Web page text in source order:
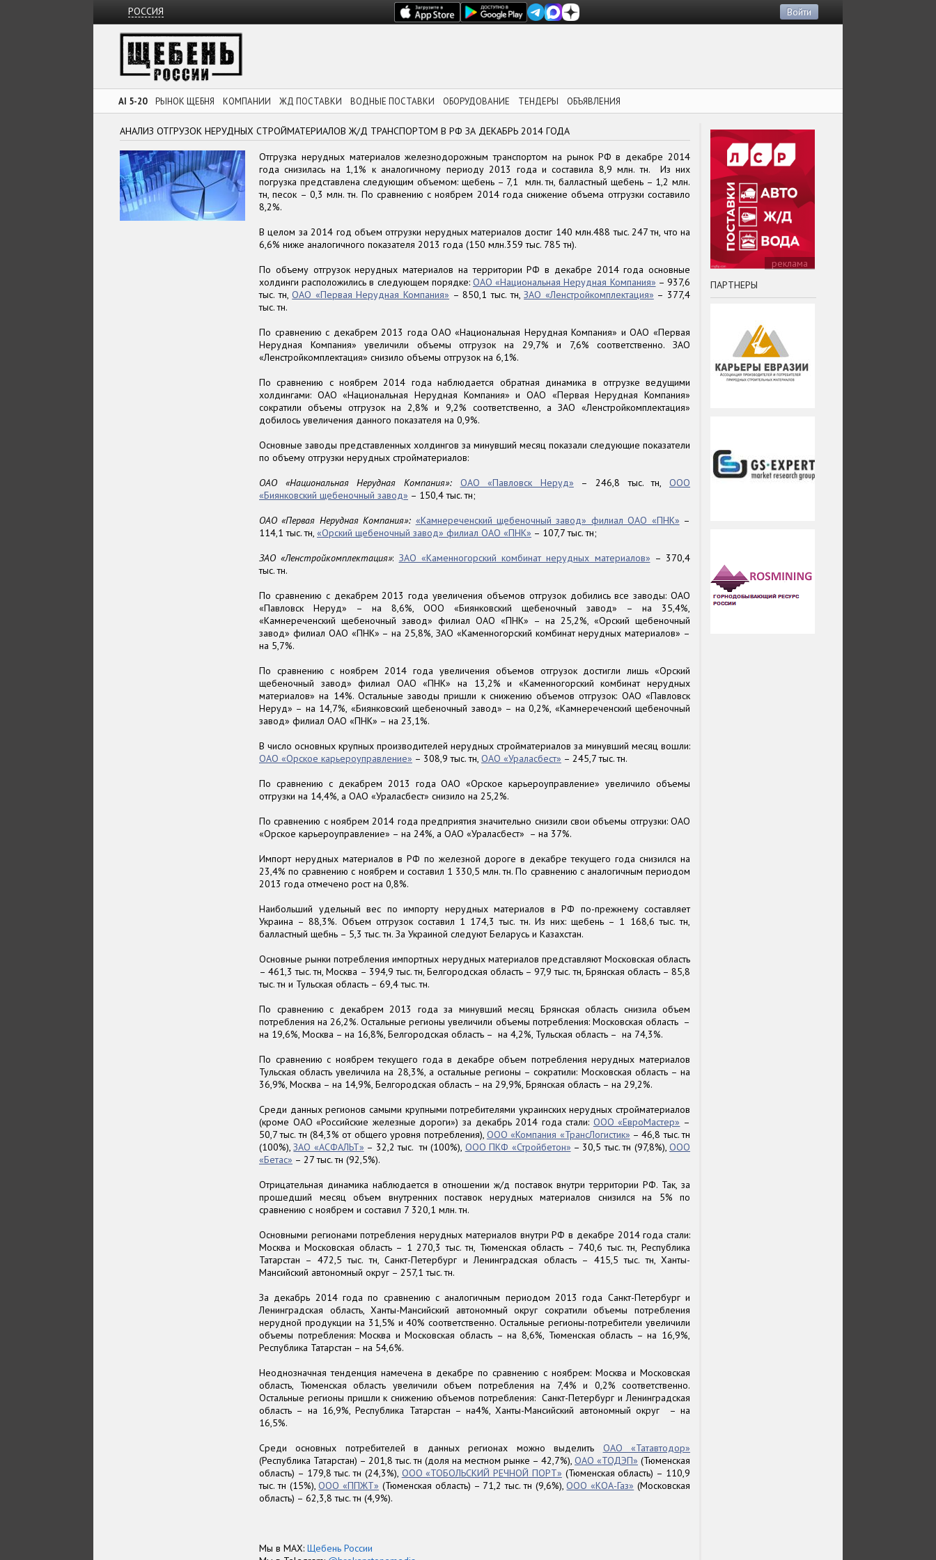
РОССИЯ Войти
AI 5-20 РЫНОК ЩЕБНЯ КОМПАНИИ ЖД ПОСТАВКИ ВОДНЫЕ ПОСТАВКИ ОБОРУДОВАНИЕ ТЕНДЕРЫ ОБЪЯВЛЕНИЯ
АНАЛИЗ ОТГРУЗОК НЕРУДНЫХ СТРОЙМАТЕРИАЛОВ Ж/Д ТРАНСПОРТОМ В РФ ЗА ДЕКАБРЬ 2014 ГОДА
Отгрузка нерудных материалов железнодорожным транспортом на рынок РФ в декабре 2014
года снизилась на 1,1% к аналогичному периоду 2013 года и составила 8,9 млн. тн. Из них
погрузка представлена следующим объемом: щебень – 7,1 млн. тн, балластный щебень – 1,2 млн.
тн, песок – 0,3 млн. тн. По сравнению с ноябрем 2014 года снижение объема отгрузки составило
8,2%.
В целом за 2014 год объем отгрузки нерудных материалов достиг 140 млн.488 тыс. 247 тн, что на
6,6% ниже аналогичного показателя 2013 года (150 млн.359 тыс. 785 тн).
По объему отгрузок нерудных материалов на территории РФ в декабре 2014 года основные
холдинги расположились в следующем порядке: ОАО «Национальная Нерудная Компания» – 937,6
тыс. тн,ОАО «Первая Нерудная Компания» – 850,1 тыс. тн,ЗАО «Ленстройкомплектация» – 377,4
тыс. тн.
По сравнению с декабрем 2013 года ОАО «Национальная Нерудная Компания» и ОАО «Первая
Нерудная Компания» увеличили объемы отгрузок на 29,7% и 7,6% соответственно. ЗАО
«Ленстройкомплектация» снизило объемы отгрузок на 6,1%.
По сравнению с ноябрем 2014 года наблюдается обратная динамика в отгрузке ведущими
холдингами: ОАО «Национальная Нерудная Компания» и ОАО «Первая Нерудная Компания»
сократили объемы отгрузок на 2,8% и 9,2% соответственно, а ЗАО «Ленстройкомплектация»
добилось увеличения данного показателя на 0,9%.
Основные заводы представленных холдингов за минувший месяц показали следующие показатели
по объему отгрузки нерудных стройматериалов:
ОАО «Национальная Нерудная Компания»:
ОАО «Павловск Неруд» – 246,8 тыс. тн,ООО
«Биянковский щебеночный завод» – 150,4 тыс. тн;
ОАО «Первая Нерудная Компания»: «Камнереченский щебеночный завод» филиал ОАО «ПНК» –
114,1 тыс. тн, «Орский щебеночный завод» филиал ОАО «ПНК» – 107,7 тыс. тн;
ЗАО «Ленстройкомплектация»: ЗАО «Каменногорский комбинат нерудных материалов» – 370,4
тыс. тн.
По сравнению с декабрем 2013 года увеличения объемов отгрузок добились все заводы: ОАО
«Павловск Неруд» – на 8,6%, ООО «Биянковский щебеночный завод» – на 35,4%,
«Камнереченский щебеночный завод» филиал ОАО «ПНК» – на 25,2%, «Орский щебеночный
завод» филиал ОАО «ПНК» – на 25,8%, ЗАО «Каменногорский комбинат нерудных материалов» –
на 5,7%.
По сравнению с ноябрем 2014 года увеличения объемов отгрузок достигли лишь «Орский
щебеночный завод» филиал ОАО «ПНК» на 13,2% и «Каменногорский комбинат нерудных
материалов» на 14%. Остальные заводы пришли к снижению объемов отгрузок: ОАО «Павловск
Неруд» – на 14,7%, «Биянковский щебеночный завод» – на 0,2%, «Камнереченский щебеночный
завод» филиал ОАО «ПНК» – на 23,1%.
В число основных крупных производителей нерудных стройматериалов за минувший месяц вошли:
ОАО «Орское карьероуправление» – 308,9 тыс. тн, ОАО «Ураласбест» – 245,7 тыс. тн.
По сравнению с декабрем 2013 года ОАО «Орское карьероуправление» увеличило объемы
отгрузки на 14,4%, а ОАО «Ураласбест» снизило на 25,2%.
По сравнению с ноябрем 2014 года предприятия значительно снизили свои объемы отгрузки: ОАО
«Орское карьероуправление» – на 24%, а ОАО «Ураласбест» – на 37%.
Импорт нерудных материалов в РФ по железной дороге в декабре текущего года снизился на
23,4% по сравнению с ноябрем и составил 1 330,5 млн. тн. По сравнению с аналогичным периодом
2013 года отмечено рост на 0,8%.
Наибольший удельный вес по импорту нерудных материалов в РФ по-прежнему составляет
Украина – 88,3%. Объем отгрузок составил 1 174,3 тыс. тн. Из них: щебень – 1 168,6 тыс. тн,
балластный щебнь – 5,3 тыс. тн. За Украиной следуют Беларусь и Казахстан.
Основные рынки потребления импортных нерудных материалов представляют Московская область
– 461,3 тыс. тн, Москва – 394,9 тыс. тн, Белгородская область – 97,9 тыс. тн, Брянская область – 85,8
тыс. тн и Тульская область – 69,4 тыс. тн.
По сравнению с декабрем 2013 года за минувший месяц Брянская область снизила объем
потребления на 26,2%. Остальные регионы увеличили объемы потребления: Московская область –
на 19,6%, Москва – на 16,8%, Белгородская область – на 4,2%, Тульская область – на 74,3%.
По сравнению с ноябрем текущего года в декабре объем потребления нерудных материалов
Тульская область увеличила на 28,3%, а остальные регионы – сократили: Московская область – на
36,9%, Москва – на 14,9%, Белгородская область – на 29,9%, Брянская область – на 29,2%.
Среди данных регионов самыми крупными потребителями украинских нерудных стройматериалов
(кроме ОАО «Российские железные дороги») за декабрь 2014 года стали: ООО «ЕвроМастер» –
50,7 тыс. тн (84,3% от общего уровня потребления), ООО «Компания «ТрансЛогистик» – 46,8 тыс. тн
(100%),ЗАО «АСФАЛЬТ» – 32,2 тыс. тн (100%), ООО ПКФ «Стройбетон» – 30,5 тыс. тн (97,8%),ООО
«Бетас» – 27 тыс. тн (92,5%).
Отрицательная динамика наблюдается в отношении ж/д поставок внутри территории РФ. Так, за
прошедший месяц объем внутренних поставок нерудных материалов снизился на 5% по
сравнению с ноябрем и составил 7 320,1 млн. тн.
Основными регионами потребления нерудных материалов внутри РФ в декабре 2014 года стали:
Москва и Московская область – 1 270,3 тыс. тн, Тюменская область – 740,6 тыс. тн, Республика
Татарстан – 472,5 тыс. тн, Санкт-Петербург и Ленинградская область – 415,5 тыс. тн, Ханты-
Мансийский автономный округ – 257,1 тыс. тн.
За декабрь 2014 года по сравнению с аналогичным периодом 2013 года Санкт-Петербург и
Ленинградская область, Ханты-Мансийский автономный округ сократили объемы потребления
нерудной продукции на 31,5% и 40% соответственно. Остальные регионы-потребители увеличили
объемы потребления: Москва и Московская область – на 8,6%, Тюменская область – на 16,9%,
Республика Татарстан – на 54,6%.
Неоднозначная тенденция намечена в декабре по сравнению с ноябрем: Москва и Московская
область, Тюменская область увеличили объем потребления на 7,4% и 0,2% соответственно.
Остальные регионы пришли к снижению объемов потребления: Санкт-Петербург и Ленинградская
область – на 16,9%, Республика Татарстан – на4%, Ханты-Мансийский автономный округ – на
16,5%.
Среди основных потребителей в данных регионах можно выделить ОАО «Татавтодор»
(Республика Татарстан) – 201,8 тыс. тн (доля на местном рынке – 42,7%), ОАО «ТОДЭП» (Тюменская
область) – 179,8 тыс. тн (24,3%), ООО «ТОБОЛЬСКИЙ РЕЧНОЙ ПОРТ» (Тюменская область) – 110,9
тыс. тн (15%),ООО «ППЖТ» (Тюменская область) – 71,2 тыс. тн (9,6%),ООО «КОА-Газ» (Московская
область) – 62,3,8 тыс. тн (4,9%).
Мы в МАХ: Щебень России
реклама
ПАРТНЕРЫ